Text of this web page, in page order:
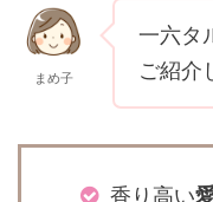
まめ子
一六タ
ご紹介
香り高い